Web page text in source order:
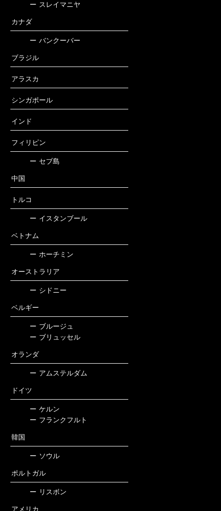
ー スレイマニヤ
カナダ
ー バンクーバー
ブラジル
アラスカ
シンガポール
インド
フィリピン
ー セブ島
中国
トルコ
ー イスタンブール
ベトナム
ー ホーチミン
オーストラリア
ー シドニー
ベルギー
ー ブルージュ
ー ブリュッセル
オランダ
ー アムステルダム
ドイツ
ー ケルン
ー フランクフルト
韓国
ー ソウル
ポルトガル
ー リスボン
アメリカ